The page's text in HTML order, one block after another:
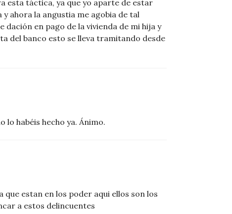
esta táctica, ya que yo aparte de estar
y ahora la angustia me agobia de tal
en pago de la vivienda de mi hija y
del banco esto se lleva tramitando desde
lo habéis hecho ya. Ánimo.
que estan en los poder aqui ellos son los
a estos delincuentes